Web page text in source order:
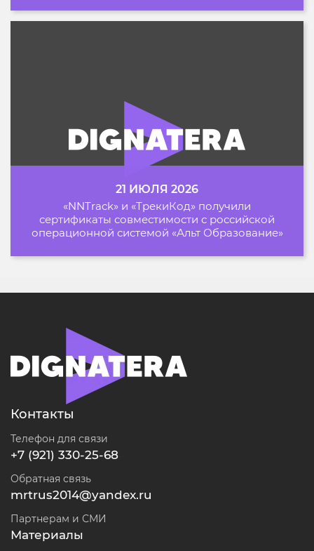
21 ИЮЛЯ 2026
«NNTrack» и «ТрекиКод» получили
сертификаты совместимости с российской
операционной системой «Альт Образование»
Контакты
Телефон для связи
+7 (921) 330-25-68
Обратная связь
mrtrus2014@yandex.ru
Партнерам и СМИ
Материалы